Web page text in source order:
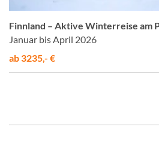
Finnland – Aktive Winterreise am
Januar bis April 2026
ab 3235,- €